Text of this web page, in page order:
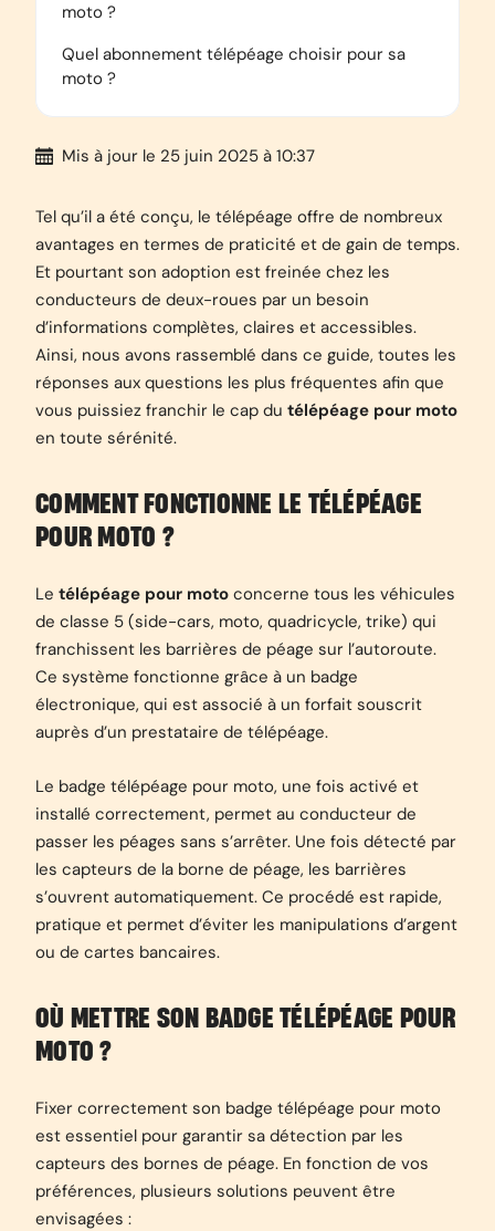
moto ?
Quel abonnement télépéage choisir pour sa
moto ?
Mis à jour le 25 juin 2025 à 10:37
Tel qu’il a été conçu, le télépéage offre de nombreux
avantages en termes de praticité et de gain de temps.
Et pourtant son adoption est freinée chez les
conducteurs de deux-roues par un besoin
d’informations complètes, claires et accessibles.
Ainsi, nous avons rassemblé dans ce guide, toutes les
réponses aux questions les plus fréquentes afin que
vous puissiez franchir le cap du télépéage pour moto
en toute sérénité.
COMMENT FONCTIONNE LE TÉLÉPÉAGE
POUR MOTO ?
Le télépéage pour moto concerne tous les véhicules
de classe 5 (side-cars, moto, quadricycle, trike) qui
franchissent les barrières de péage sur l’autoroute.
Ce système fonctionne grâce à un badge
électronique, qui est associé à un forfait souscrit
auprès d’un prestataire de télépéage.
Le badge télépéage pour moto, une fois activé et
installé correctement, permet au conducteur de
passer les péages sans s’arrêter. Une fois détecté par
les capteurs de la borne de péage, les barrières
s’ouvrent automatiquement. Ce procédé est rapide,
pratique et permet d’éviter les manipulations d’argent
ou de cartes bancaires.
OÙ METTRE SON BADGE TÉLÉPÉAGE POUR
MOTO ?
Fixer correctement son badge télépéage pour moto
est essentiel pour garantir sa détection par les
capteurs des bornes de péage. En fonction de vos
préférences, plusieurs solutions peuvent être
envisagées :